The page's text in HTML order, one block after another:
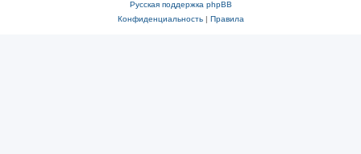
Русская поддержка phpBB
Конфиденциальность| Правила